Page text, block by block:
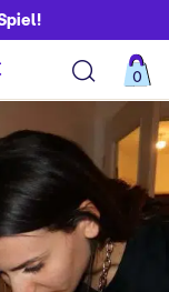
0
ansehen